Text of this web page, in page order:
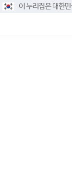
이 누리집은 대한